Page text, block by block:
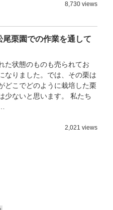
8,730 views
尾栗園での作業を通して
た状態のものも売られてお
なりました。では、その栗は
どこでどのように栽培した栗
少ないと思います。 私たち
2,021 views